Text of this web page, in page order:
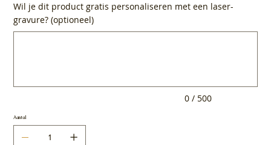
Wil je dit product gratis personaliseren met een laser-
gravure? (optioneel)
0 / 500
Aantal